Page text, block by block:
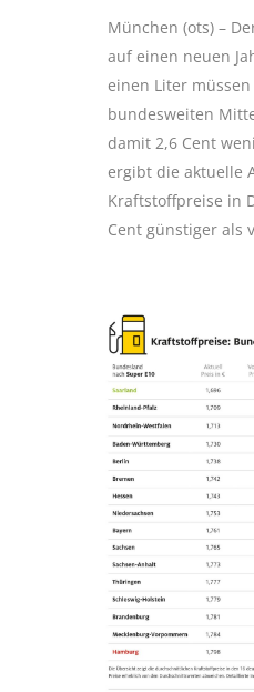
München (ots) –
auf einen neuen
einen Liter
bundesweiten
damit 2,6 Cent
ergibt die aktuelle
Kraftstoffpreise in
Cent günstiger als